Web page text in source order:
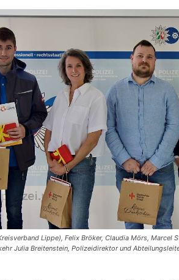
Lippe), Felix Bröker, Claudia Mörs, Marcel
Julia Breitenstein, Polizeidirektor und